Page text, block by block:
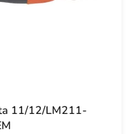
11/12/LM211-